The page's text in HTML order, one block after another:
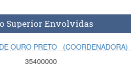
Superior Envolvidas
OURO PRETO
(COORDENADORA)
35400000